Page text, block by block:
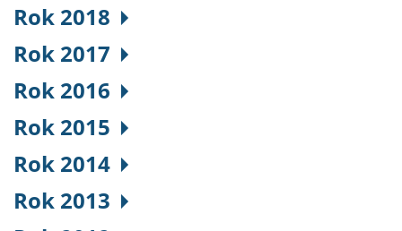
Rok 2018
Rok 2017
Rok 2016
Rok 2015
Rok 2014
Rok 2013